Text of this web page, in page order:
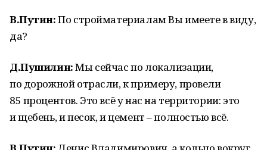
В.Путин:По стройматериалам Вы имеете в виду,
да?
Д.Пушилин:Мы сейчас по локализации,
по дорожной отрасли, к примеру, провели
85 процентов. Это всё у нас на территории: это
и щебень, и песок, и цемент – полностью всё.